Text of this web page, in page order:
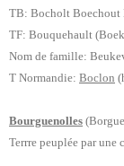
TB: Bocholt
TF: Bouquehault
Nom de famille:
T Normandie: Boclon
Bourguenolles
Terrre peuplée par